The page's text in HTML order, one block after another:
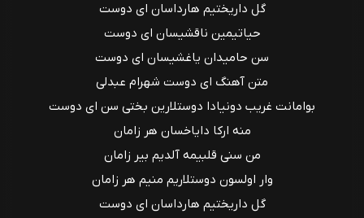
گل داریختیم هارداسان ای دوست
حیاتیمین ناقشیسان ای دوست
سن حامیدان یاغشیسان ای دوست
متن آهنگ ای دوست شهرام عبدلی
بو‌امانت غریب دونیادا دوستلارین بختی سن ای دوست
منه ارکا دایاخسان هر زامان
من سنی قلبیمه آلدیم بیر زامان
وار اولسون دوستلاریم منیم هر زامان
گل داریختیم هارداسان ای دوست